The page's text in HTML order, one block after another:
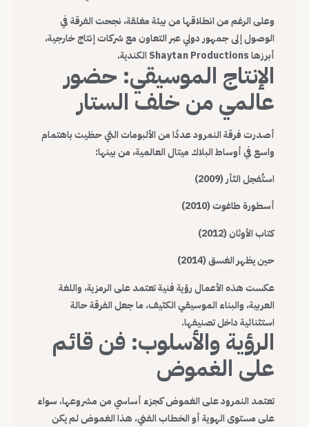
وعلى الرغم من انطلاقها من بيئة مغلقة، نجحت الفرقة في
الوصول إلى جمهور دولي عبر التعاون مع شركات إنتاج خارجية،
أبرزها Shaytan Productions الكندية.
الإنتاج الموسيقي: حضور
عالمي من خلف الستار
أصدرت فرقة النمرود عددًا من الألبومات التي حظيت باهتمام
واسع في أوساط البلاك ميتال العالمية، من بينها:
استُفحِل الثأر (2009)
أسطورة طاغوت (2010)
كتاب الأوثان (2012)
حين يظهر الغسق (2014)
عكست هذه الأعمال رؤية فنية تعتمد على الرمزية، واللغة
العربية، والبناء الموسيقي الكثيف، ما جعل الفرقة حالة
استثنائية داخل تصنيفها.
الرؤية والأسلوب: فن قائم
على الغموض
تعتمد النمرود على الغموض كجزء أساسي من مشروعها، سواء
على مستوى الهوية أو الخطاب الفني، هذا الغموض لم يكن